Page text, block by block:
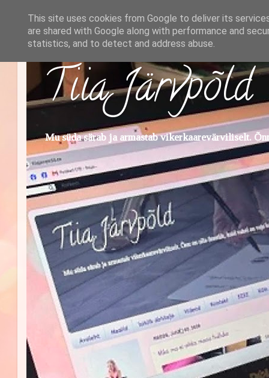
Tiia Järvpõld
Mu süda särab ja armastab vikerkaarevärviliselt.
This site uses cookies from Google to deliver its
are shared with Google along with performance and
statistics, and to detect and address abuse.